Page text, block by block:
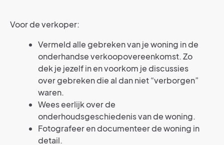
Voor de verkoper:
Vermeld alle gebreken van je woning in de
onderhandse verkoopovereenkomst. Zo
dek je jezelf in en voorkom je discussies
over gebreken die al dan niet “verborgen”
waren.
Wees eerlijk over de
onderhoudsgeschiedenis van de woning.
Fotografeer en documenteer de woning in
detail.